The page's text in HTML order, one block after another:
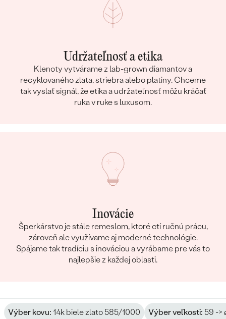
Udržateľnosť a etika
Klenoty vytvárame z lab-grown diamantov a
recyklovaného zlata, striebra alebo platiny. Chceme
tak vyslať signál, že etika a udržateľnosť môžu kráčať
ruka v ruke s luxusom.
Inovácie
Šperkárstvo je stále remeslom, ktoré ctí ručnú prácu,
zároveň ale využívame aj moderné technológie.
Spájame tak tradíciu s inováciou a vyrábame pre vás to
najlepšie z každej oblasti.
Výber kovu: 14k biele zlato 585/1000 Výber veľkosti: 59 ->